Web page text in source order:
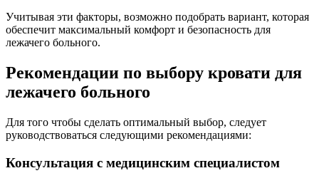
Учитывая эти факторы, возможно подобрать вариант, которая
обеспечит максимальный комфорт и безопасность для
лежачего больного.
Рекомендации по выбору кровати для
лежачего больного
Для того чтобы сделать оптимальный выбор, следует
руководствоваться следующими рекомендациями:
Консультация с медицинским специалистом